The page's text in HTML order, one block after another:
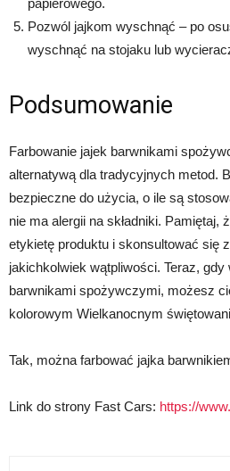
papierowego.
Pozwól jajkom wyschnąć – po
wyschnąć na stojaku lub
Podsumowanie
Farbowanie jajek barwnikami
alternatywą dla tradycyjnych metod.
bezpieczne do użycia, o ile są
nie ma alergii na składniki. Pamiętaj,
etykietę produktu i skonsultować się
jakichkolwiek wątpliwości. Teraz,
barwnikami spożywczymi, możesz
kolorowym Wielkanocnym
Tak, można farbować jajka
Link do strony Fast Cars: https://